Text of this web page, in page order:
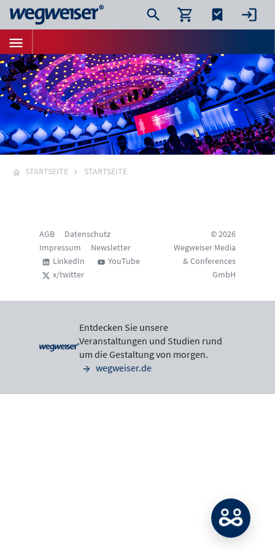
STARTSEITE STARTSEITE
AGB
Datenschutz
Impressum
Newsletter
LinkedIn
YouTube
x/twitter
© 2026
Wegweiser Media
& Conferences
GmbH
Entdecken Sie unsere
Veranstaltungen und Studien rund
um die Gestaltung von morgen.
wegweiser.de